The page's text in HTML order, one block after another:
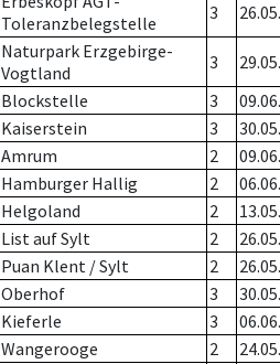
Toleranzbelegstelle
3 26.05.
Naturpark Erzgebirge-
Vogtland
3 29.05.
Blockstelle 3 09.06.
Kaiserstein 3 30.05.
Amrum 2 09.06.
Hamburger Hallig 2 06.06.
Helgoland 2 13.05.
List auf Sylt 2 26.05.
Puan Klent / Sylt 2 26.05.
Oberhof 3 30.05.
Kieferle 3 06.06.
Wangerooge 2 24.05.